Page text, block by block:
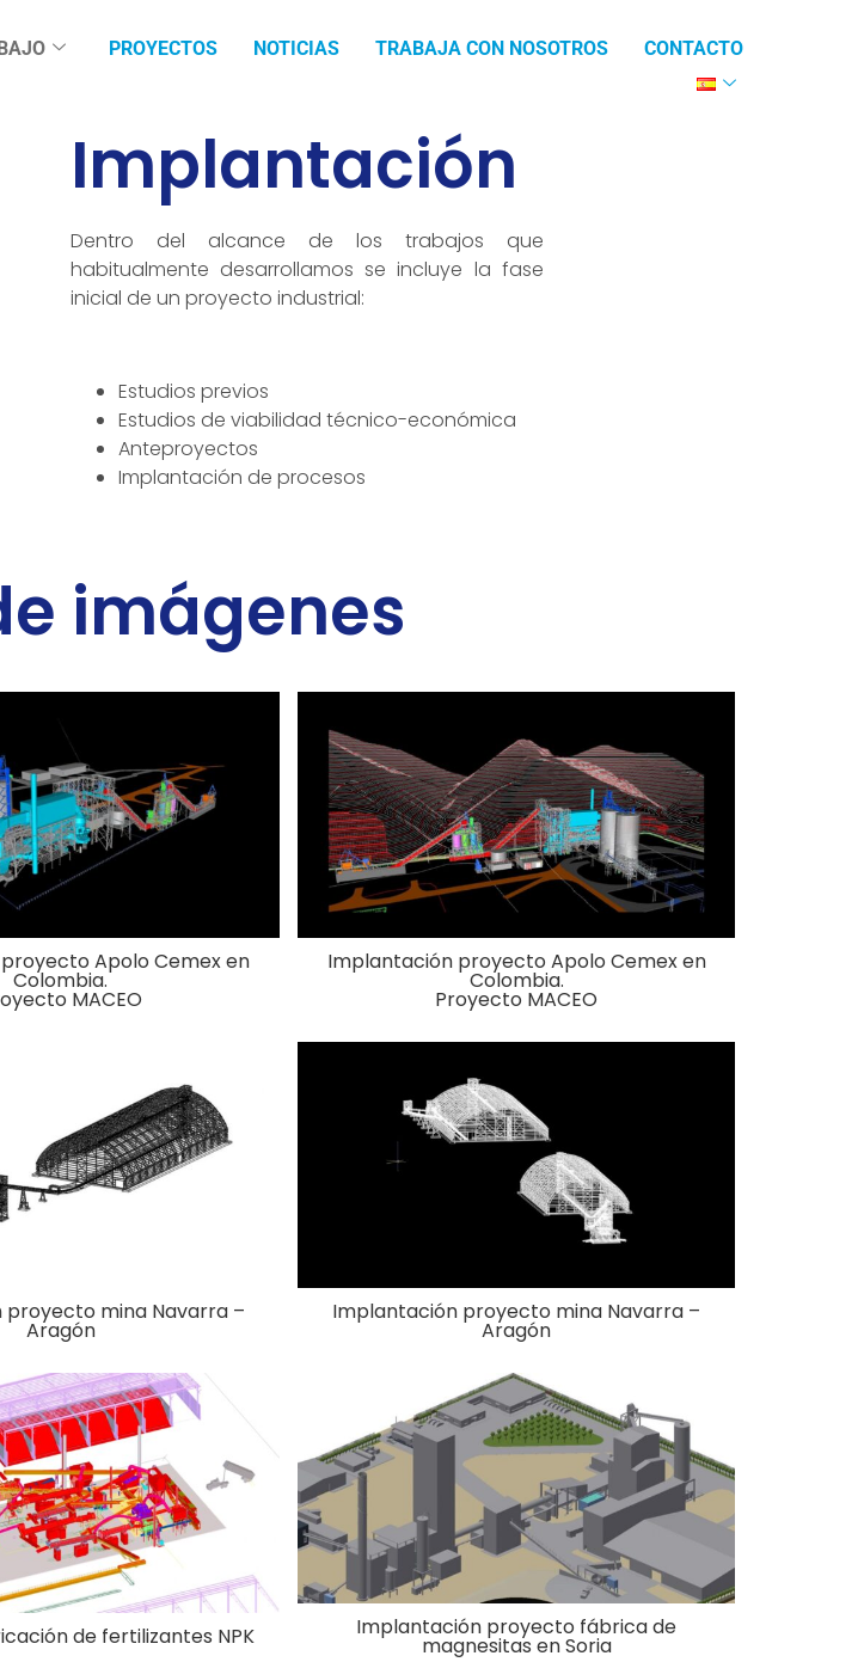
PROYECTOS NOTICIAS TRABAJA CON NOSOTROS CONTACTO
Implantación
Dentro del alcance de los trabajos que
habitualmente desarrollamos se incluye la fase
inicial de un proyecto industrial:
Estudios previos
Estudios de viabilidad técnico-económica
Anteproyectos
Implantación de procesos
imágenes
Apolo Cemex en
Colombia.
MACEO
Implantación proyecto Apolo Cemex en
Colombia.
Proyecto MACEO
mina Navarra –
Aragón
Implantación proyecto mina Navarra –
Aragón
de fertilizantes NPK Implantación proyecto fábrica de
magnesitas en Soria